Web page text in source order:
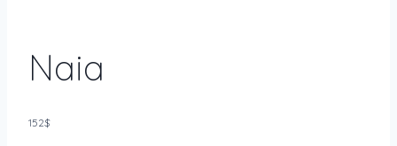
Naia
152$